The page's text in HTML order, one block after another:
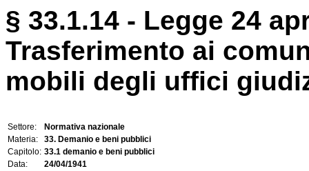
§ 33.1.14 - Legge 24
Trasferimento ai
mobili degli uffici
Settore:
Normativa nazionale
Materia:
33. Demanio e beni pubblici
Capitolo: 33.1 demanio e beni pubblici
Data:
24/04/1941